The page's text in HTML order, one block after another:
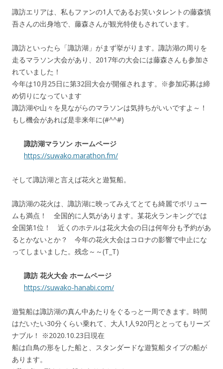
諏訪エリアは、私もファンの1人であるお笑いタレントの藤森慎
吾さんの出身地で、藤森さんが観光特使もされています。
諏訪といったら「諏訪湖」がまず挙がります。諏訪湖の周りを
走るマラソン大会があり、2017年の大会には藤森さんも参加さ
れていました！
今年は10月25日に第32回大会が開催されます。※参加応募は締
め切りになっています
諏訪湖や山々を見ながらのマラソンは気持ちがいいですよ～！
もし機会があれば是非来年に(#^^#)
諏訪湖マラソン ホームページ
https://suwako.marathon.fm/
そして諏訪湖と言えば花火と遊覧船。
諏訪湖の花火は、諏訪湖に映ってみえてとても綺麗でボリュー
ムも満点！ 全国的に人気があります。某花火ランキングでは
全国第1位！ 近くのホテルは花火大会の日は何年分も予約があ
るとかないとか？ 今年の花火大会はコロナの影響で中止にな
ってしまいました。残念～～(T_T)
諏訪 花火大会 ホームページ
https://suwako-hanabi.com/
遊覧船は諏訪湖の真ん中あたりをぐるっと一周できます。時間
はだいたい30分くらい乗れて、大人1人920円ととってもリーズ
ナブル！ ※2020.10.23日現在
船は白鳥の形をした船と、スタンダードな遊覧船タイプの船が
あります。